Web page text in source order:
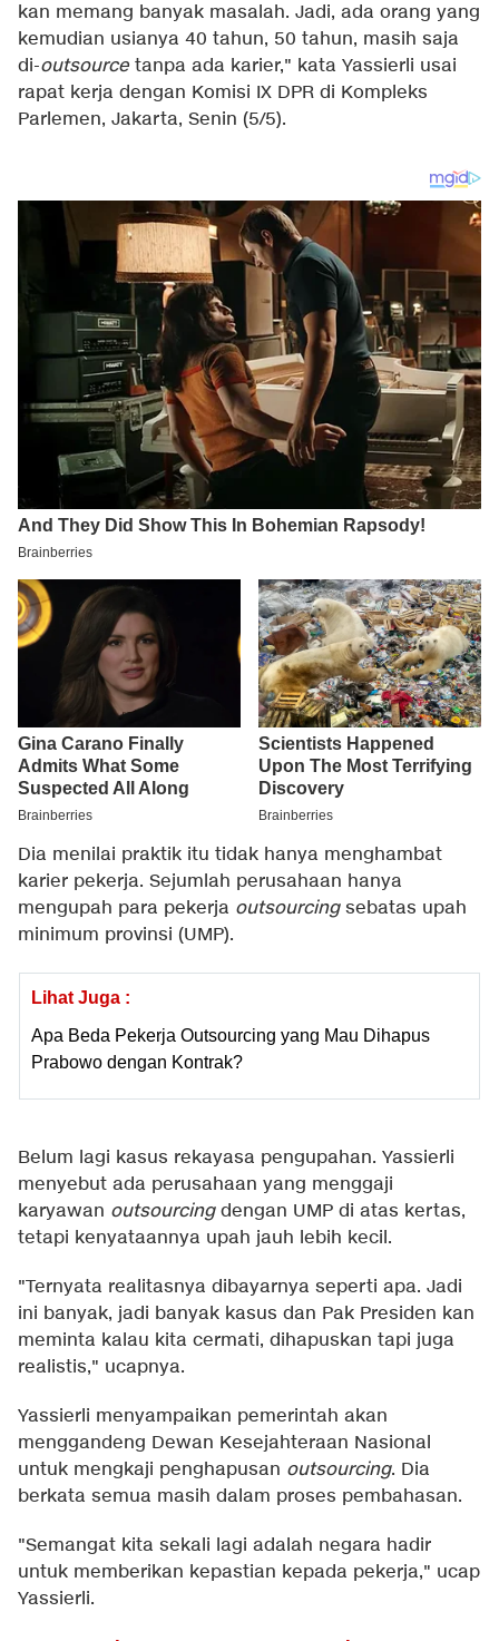
kan memang banyak masalah. Jadi, ada orang yang
kemudian usianya 40 tahun, 50 tahun, masih saja
di-outsource tanpa ada karier," kata Yassierli usai
rapat kerja dengan Komisi IX DPR di Kompleks
Parlemen, Jakarta, Senin (5/5).
Dia menilai praktik itu tidak hanya menghambat
karier pekerja. Sejumlah perusahaan hanya
mengupah para pekerja outsourcingsebatas upah
minimum provinsi (UMP).
Lihat Juga :
Apa Beda Pekerja Outsourcing yang Mau Dihapus
Prabowo dengan Kontrak?
Belum lagi kasus rekayasa pengupahan. Yassierli
menyebut ada perusahaan yang menggaji
karyawan outsourcingdengan UMP di atas kertas,
tetapi kenyataannya upah jauh lebih kecil.
"Ternyata realitasnya dibayarnya seperti apa. Jadi
ini banyak, jadi banyak kasus dan Pak Presiden kan
meminta kalau kita cermati, dihapuskan tapi juga
realistis," ucapnya.
Yassierli menyampaikan pemerintah akan
menggandeng Dewan Kesejahteraan Nasional
untuk mengkaji penghapusan outsourcing. Dia
berkata semua masih dalam proses pembahasan.
"Semangat kita sekali lagi adalah negara hadir
untuk memberikan kepastian kepada pekerja," ucap
Yassierli.